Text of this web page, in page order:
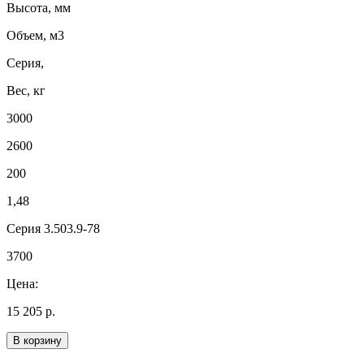
Высота, мм
Объем, м3
Серия,
Вес, кг
3000
2600
200
1,48
Серия 3.503.9-78
3700
Цена:
15 205 р.
В корзину